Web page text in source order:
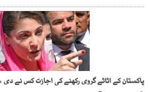
پاکستان کے اثاثے گروی رکھنے کی اجازت کس نے دی